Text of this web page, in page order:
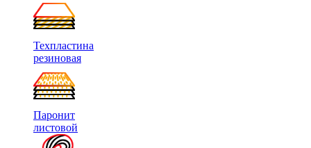
Техпластина
резиновая
Паронит
листовой